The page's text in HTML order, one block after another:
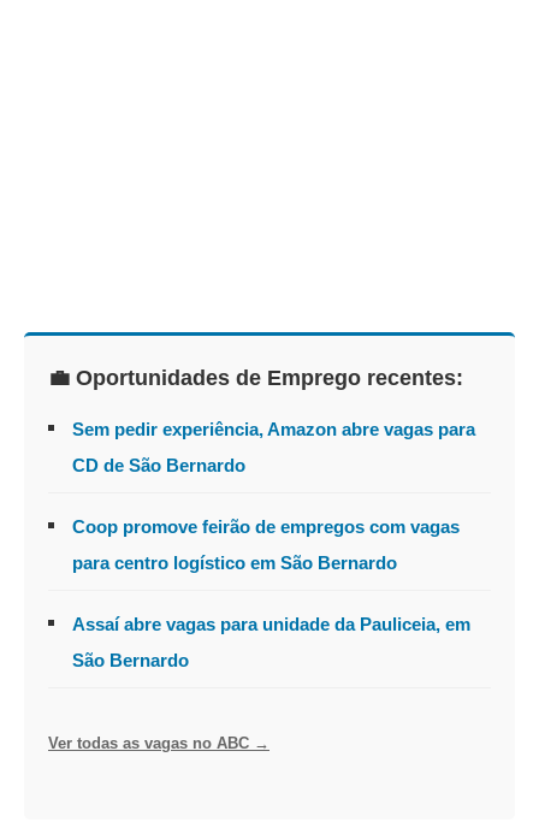
💼 Oportunidades de Emprego recentes:
Sem pedir experiência, Amazon abre vagas para
CD de São Bernardo
Coop promove feirão de empregos com vagas
para centro logístico em São Bernardo
Assaí abre vagas para unidade da Pauliceia, em
São Bernardo
Ver todas as vagas no ABC →